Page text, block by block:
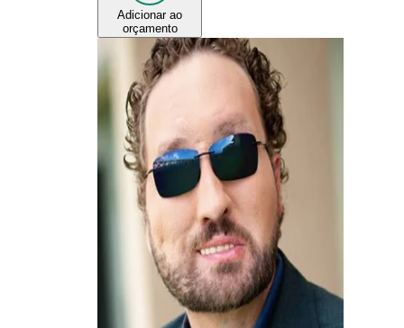
Adicionar ao
orçamento